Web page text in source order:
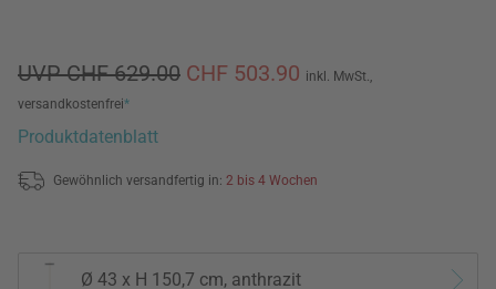
UVP CHF 629.00 CHF 503.90 inkl. MwSt.,
versandkostenfrei*
Produktdatenblatt
Gewöhnlich versandfertig in: 2 bis 4 Wochen
Ø 43 x H 150,7 cm, anthrazit